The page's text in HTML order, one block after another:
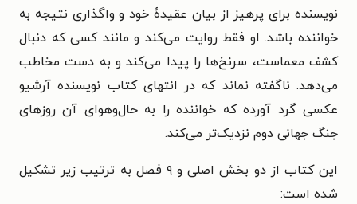
نویسنده برای پرهیز از بیان عقیدۀ خود و واگذاری نتیجه به
خواننده باشد. او فقط روایت می‌کند و مانند کسی که دنبال
کشف معماست، سرنخ‌ها را پیدا می‌کند و به دست مخاطب
می‌دهد. ناگفته نماند که در انتهای کتاب نویسنده آرشیو
عکسی گرد آورده که خواننده را به حال‌وهوای آن روزهای
جنگ جهانی دوم نزدیک‌تر می‌کند.
این کتاب از دو بخش اصلی و ۹ فصل به ترتیب زیر تشکیل
شده است: